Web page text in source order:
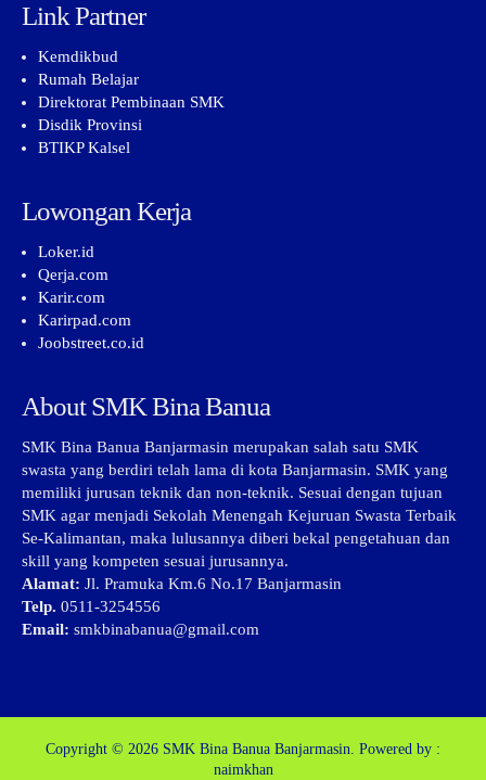
Link Partner
Kemdikbud
Rumah Belajar
Direktorat Pembinaan SMK
Disdik Provinsi
BTIKP Kalsel
Lowongan Kerja
Loker.id
Qerja.com
Karir.com
Karirpad.com
Joobstreet.co.id
About SMK Bina Banua
SMK Bina Banua Banjarmasin merupakan salah satu SMK
swasta yang berdiri telah lama di kota Banjarmasin. SMK yang
memiliki jurusan teknik dan non-teknik. Sesuai dengan tujuan
SMK agar menjadi Sekolah Menengah Kejuruan Swasta Terbaik
Se-Kalimantan, maka lulusannya diberi bekal pengetahuan dan
skill yang kompeten sesuai jurusannya.
Alamat: Jl. Pramuka Km.6 No.17 Banjarmasin
Telp. 0511-3254556
Email: smkbinabanua@gmail.com
Copyright © 2026 SMK Bina Banua Banjarmasin. Powered by :
naimkhan